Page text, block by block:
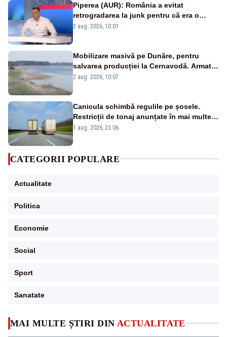
MAI MULTE ȘTIRI DIN ACTUALITATE
Piperea (AUR): România a evitat
retrogradarea la junk pentru că era o
catastrofă pentru bănci și fondurile de
2 aug. 2026, 10:01
Mobilizare masivă pe Dunăre, pentru
salvarea producției la Cernavodă. Armata
va detona o stâncă și va devia apa
2 aug. 2026, 10:07
Canicula schimbă regulile pe șosele.
Restricții de tonaj anunțate în mai multe
județe
1 aug. 2026, 23:06
CATEGORII POPULARE
Actualitate
Politica
Economie
Social
Sport
Sanatate